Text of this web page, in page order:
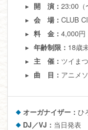
開 演：23:00（
会 場：CLUB
料 金：4,000円
年齢制限： 18歳
主 催： ツイま
曲 目： アニメ
オーガナイザー：ひ
DJ／VJ： 当日発表